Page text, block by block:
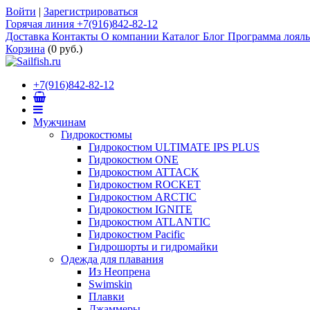
Войти | Зарегистрироваться
Горячая линия +7(916)842-82-12
Доставка Контакты О компании Каталог Блог Программа
Корзина (0 руб.)
+7(916)842-82-12
Мужчинам
Гидрокостюмы
Гидрокостюм ULTIMATE IPS PLUS
Гидрокостюм ONE
Гидрокостюм ATTACK
Гидрокостюм ROCKET
Гидрокостюм ARCTIC
Гидрокостюм IGNITE
Гидрокостюм ATLANTIC
Гидрокостюм Pacific
Гидрошорты и гидромайки
Одежда для плавания
Из Неопрена
Swimskin
Плавки